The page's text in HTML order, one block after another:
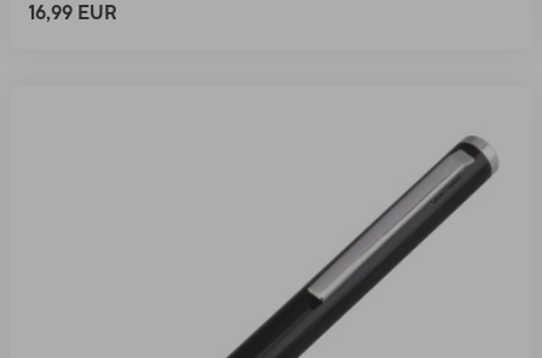
16,99 EUR